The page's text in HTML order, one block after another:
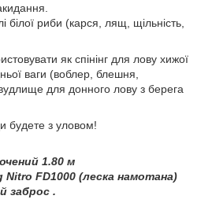
білої риби (карся, лящ, щільність,
як спінінг для лову хижої
ваги (воблер, блешня,
вудлище для донного лову з берега
будете з уловом!
1.80 м
FD1000 (леска намотана)
заброс .